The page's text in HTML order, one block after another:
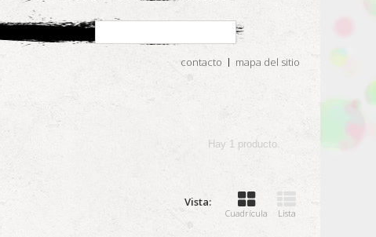
contacto mapa del sitio
Hay 1 producto.
Vista:
Cuadrícula Lista